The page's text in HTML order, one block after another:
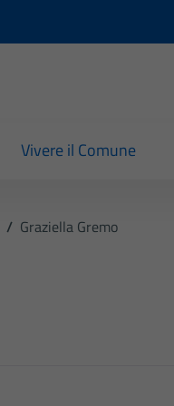
Vivere il Comune
/ Graziella Gremo